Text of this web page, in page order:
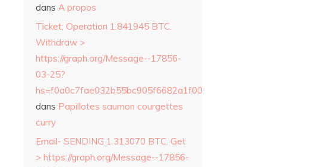
dans A propos
Ticket; Operation 1.841945 BTC.
Withdraw >
https://graph.org/Message--17856-
03-25?
hs=f0a0c7fae032b55bc905f6682a1f0042&
dans Papillotes saumon courgettes
curry
Email- SENDING 1.313070 BTC. Get
> https://graph.org/Message--17856-